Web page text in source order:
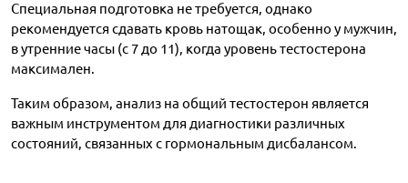
Специальная подготовка не требуется, однако
рекомендуется сдавать кровь натощак, особенно у мужчин,
в утренние часы (с 7 до 11), когда уровень тестостерона
максимален.
Таким образом, анализ на общий тестостерон является
важным инструментом для диагностики различных
состояний, связанных с гормональным дисбалансом.